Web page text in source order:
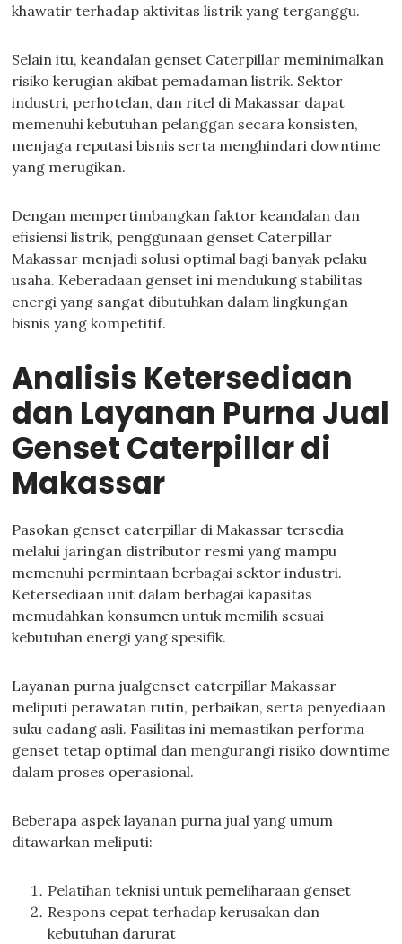
khawatir terhadap aktivitas listrik yang terganggu.
Selain itu, keandalan genset Caterpillar meminimalkan
risiko kerugian akibat pemadaman listrik. Sektor
industri, perhotelan, dan ritel di Makassar dapat
memenuhi kebutuhan pelanggan secara konsisten,
menjaga reputasi bisnis serta menghindari downtime
yang merugikan.
Dengan mempertimbangkan faktor keandalan dan
efisiensi listrik, penggunaan genset Caterpillar
Makassar menjadi solusi optimal bagi banyak pelaku
usaha. Keberadaan genset ini mendukung stabilitas
energi yang sangat dibutuhkan dalam lingkungan
bisnis yang kompetitif.
Analisis Ketersediaan
dan Layanan Purna Jual
Genset Caterpillar di
Makassar
Pasokan genset caterpillar di Makassar tersedia
melalui jaringan distributor resmi yang mampu
memenuhi permintaan berbagai sektor industri.
Ketersediaan unit dalam berbagai kapasitas
memudahkan konsumen untuk memilih sesuai
kebutuhan energi yang spesifik.
Layanan purna jualgenset caterpillar Makassar
meliputi perawatan rutin, perbaikan, serta penyediaan
suku cadang asli. Fasilitas ini memastikan performa
genset tetap optimal dan mengurangi risiko downtime
dalam proses operasional.
Beberapa aspek layanan purna jual yang umum
ditawarkan meliputi:
Pelatihan teknisi untuk pemeliharaan genset
Respons cepat terhadap kerusakan dan
kebutuhan darurat